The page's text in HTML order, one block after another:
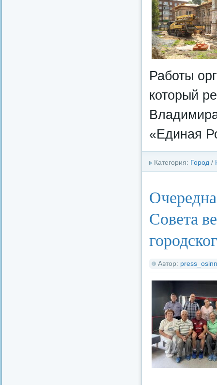
Работы
который
«Единая
Категория: Город /
Совета
Автор: